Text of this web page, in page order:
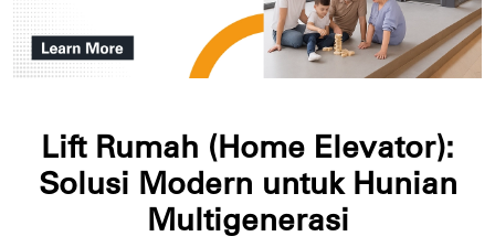
Lift Rumah (Home Elevator):
Solusi Modern untuk Hunian
Multigenerasi